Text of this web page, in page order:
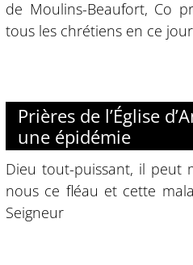
de Moulins-Beaufort, Co
tous les chrétiens en ce
Prières de l’Église
une épidémie
Dieu tout-puissant, il peut
nous ce fléau et cette
Seigneur